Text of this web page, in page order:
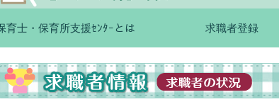
育士・保育所支援ｾﾝﾀｰとは 求職者登録